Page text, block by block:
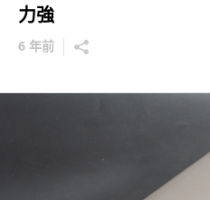
力強
6 年前